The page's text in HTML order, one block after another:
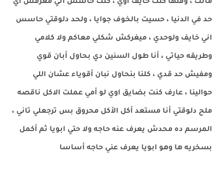
ماتت ، وقتها كنت خايف اوي ، كنت حاسس اني معرفش اي
حد في الدنيا ، حسيت بالخوف جوايا ، ولحد دلوقتي حاسس
اني خايف ولوحدي ، ميغركش شكلي معاكم ولا كلامي
وطريقه حياتي ، أنا طول السنين دي بحاول أبان قوي
ومفيش حد قدي ، كلنا بنحاول نبان أقوياء عشان اللي
حوالينا ، عارف كنت بضايق اوي لو أمي عملت الاكل ناقصه
ملح دلوقتي أنا مستعد أكل الأكل محروق بس ترجعلي تاني ،
المرسم ده محدش يعرف عنه حاجه ولا حتي ابويا ثم أكمل
بسخريه ها وهو ابويا يعرف عني حاجه أساسا